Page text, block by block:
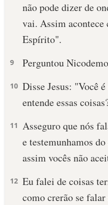
não pode dizer de
vai. Assim acontece
Espírito".
9 Perguntou
10 Disse Jesus: "Você
entende essas
11 Asseguro que nós
e testemunhamos
assim vocês não
12 Eu falei de coisas
como crerão se